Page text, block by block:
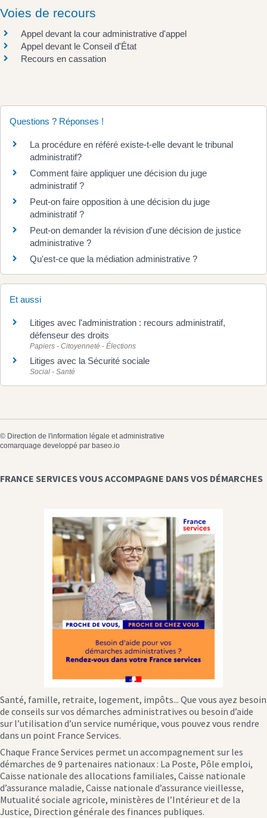
Voies de recours
Appel devant la cour administrative d'appel
Appel devant le Conseil d'État
Recours en cassation
Questions ? Réponses !
La procédure en référé existe-t-elle devant le tribunal
administratif?
Comment faire appliquer une décision du juge
administratif ?
Peut-on faire opposition à une décision du juge
administratif ?
Peut-on demander la révision d'une décision de justice
administrative ?
Qu'est-ce que la médiation administrative ?
Et aussi
Litiges avec l'administration : recours administratif,
défenseur des droits
Papiers - Citoyenneté - Élections
Litiges avec la Sécurité sociale
Social - Santé
© Direction de l'information légale et administrative
comarquage developpé par baseo.io
FRANCE SERVICES VOUS ACCOMPAGNE DANS VOS DÉMARCHES
Santé, famille, retraite, logement, impôts... Que vous ayez besoin
de conseils sur vos démarches administratives ou besoin d’aide
sur l’utilisation d’un service numérique, vous pouvez vous rendre
dans un point France Services.
Chaque France Services permet un accompagnement sur les
démarches de 9 partenaires nationaux : La Poste, Pôle emploi,
Caisse nationale des allocations familiales, Caisse nationale
d’assurance maladie, Caisse nationale d’assurance vieillesse,
Mutualité sociale agricole, ministères de l’Intérieur et de la
Justice, Direction générale des finances publiques.